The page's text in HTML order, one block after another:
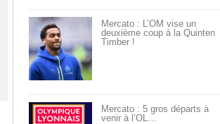
Mercato : L’OM vise un
deuxième coup à la Quinten
Timber !
Mercato : 5 gros départs à
venir à l’OL…